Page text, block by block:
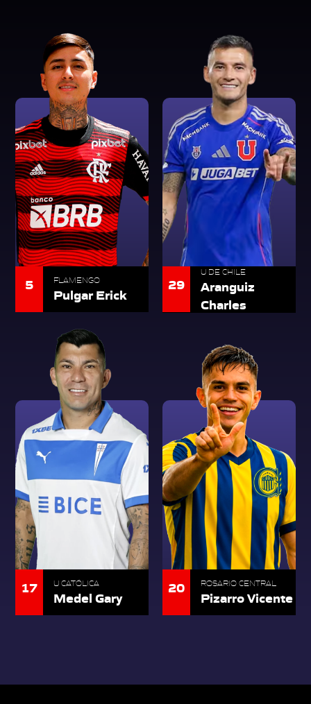
5 FLAMENGO
Pulgar Erick
29
U DE CHILE
Aranguiz
Charles
17 U CATÓLICA
Medel Gary
20 ROSARIO CENTRAL
Pizarro Vicente